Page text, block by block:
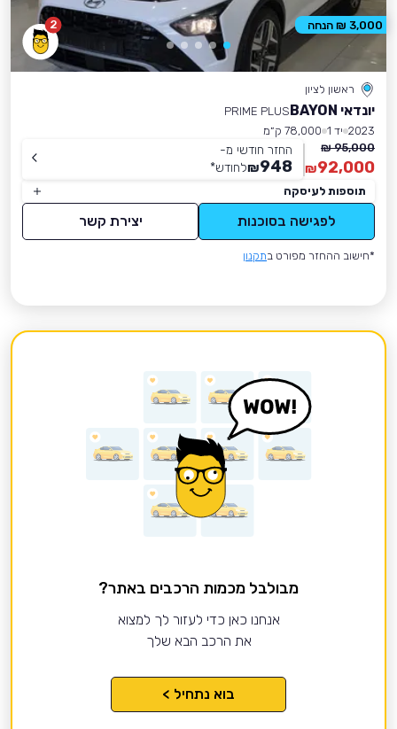
2
ראשון לציון
יונדאי BAYON
PRIME PLUS
2023 יד 1
78,000 ק״מ
95,000 ₪
92,000
₪
החזר חודשי מ-
948
₪לחודש*
תוספות לעיסקה
לפגישה בסוכנות יצירת קשר
*חישוב ההחזר מפורט בתקנון
3,000 ₪ הנחה
מבולבל מכמות הרכבים באתר?
אנחנו כאן כדי לעזור לך למצוא
את הרכב הבא שלך
בוא נתחיל >